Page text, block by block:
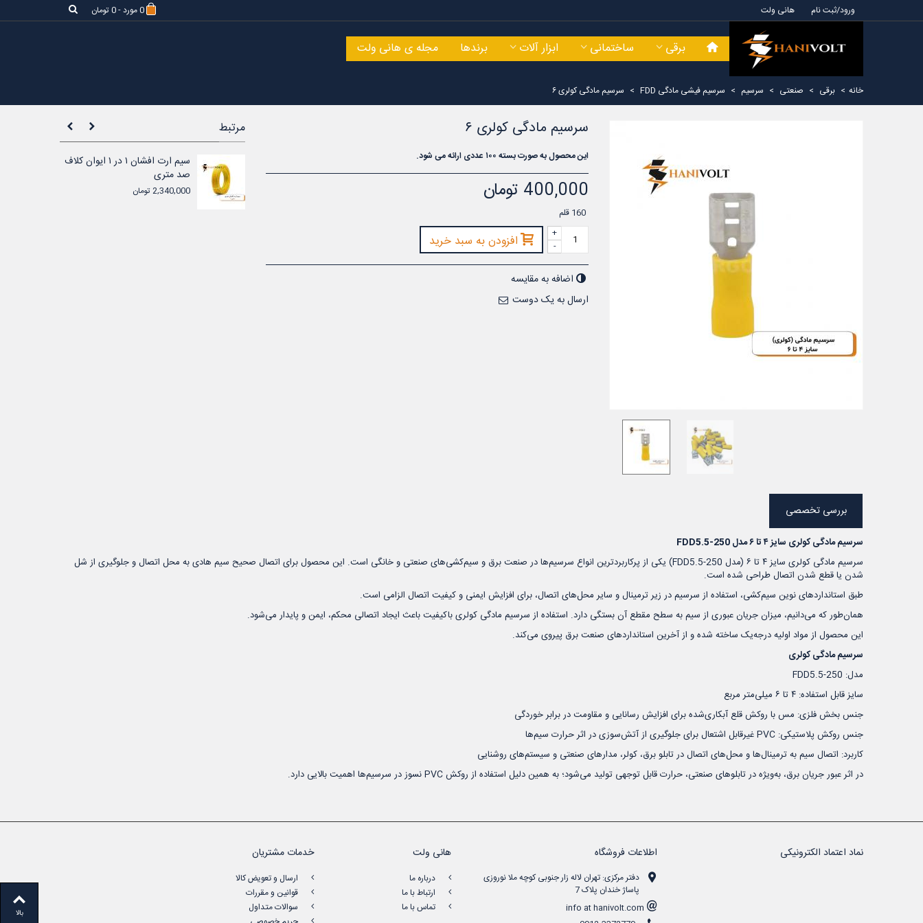
هانی ولت ورود/ثبت نام 0مورد-0 تومان
برقی ساختمانی ابزار آلات برندها مجله ی هانی ولت
خانه > برقی > صنعتی > سرسیم > سرسیم فیشی مادگی FDD > سرسیم مادگی کولری ۶
سرسیم مادگی کولری ۶
این محصول به صورت بسته ۱۰۰ عددی ارائه می شود.
400,000 تومان
160 قلم
-
+ افزودن به سبد خرید
اضافه به مقایسه
ارسال به یک دوست
مرتبط
سیم ارت افشان ۱ در ۱ ایوان کلاف
صد متری
2,340,000 تومان
کلاف صد متری
سیم ارت افشان ۱ در ۴ ایوان کلاف
صد متری
8,670,000 تومان
سیم ارت افشان ۱ در ۶ ایوان کلاف
صد متری
13,300,000 تومان
بررسی تخصصی
سرسیم مادگی کولری سایز ۴ تا ۶ مدل FDD5.5-250
سرسیم مادگی کولری سایز ۴ تا ۶ (مدل FDD5.5-250) یکی از پرکاربردترین انواع سرسیم‌ها در صنعت برق و سیم‌کشی‌های صنعتی و خانگی است. این محصول برای اتصال صحیح سیم هادی به محل اتصال و جلوگیری از شل
شدن یا قطع شدن اتصال طراحی شده است.
طبق استانداردهای نوین سیم‌کشی، استفاده از سرسیم در زیر ترمینال و سایر محل‌های اتصال، برای افزایش ایمنی و کیفیت اتصال الزامی است.
همان‌طور که می‌دانیم، میزان جریان عبوری از سیم به سطح مقطع آن بستگی دارد. استفاده از سرسیم مادگی کولری باکیفیت باعث ایجاد اتصالی محکم، ایمن و پایدار می‌شود.
این محصول از مواد اولیه درجه‌یک ساخته شده و از آخرین استانداردهای صنعت برق پیروی می‌کند.
سرسیم مادگی کولری
مدل: FDD5.5-250
سایز قابل استفاده: ۴ تا ۶ میلی‌متر مربع
جنس بخش فلزی: مس با روکش قلع آبکاری‌شده برای افزایش رسانایی و مقاومت در برابر خوردگی
جنس روکش پلاستیکی: PVC غیرقابل اشتعال برای جلوگیری از آتش‌سوزی در اثر حرارت سیم‌ها
کاربرد: اتصال سیم به ترمینال‌ها و محل‌های اتصال در تابلو برق، کولر، مدارهای صنعتی و سیستم‌های روشنایی
در اثر عبور جریان برق، به‌ویژه در تابلوهای صنعتی، حرارت قابل توجهی تولید می‌شود؛ به همین دلیل استفاده از روکش PVC نسوز در سرسیم‌ها اهمیت بالایی دارد.
نماد اعتماد الکترونیکی اطلاعات فروشگاه
دفتر مرکزی: تهران لاله زار جنوبی کوچه ملا نوروزی
پاساژ خندان پلاک 7
هانی ولت
درباره ما
ارتباط با ما
تماس با ما
خدمات مشتریان
ارسال و تعویض کالا
قوانین و مقررات
سوالات متداول
بالا